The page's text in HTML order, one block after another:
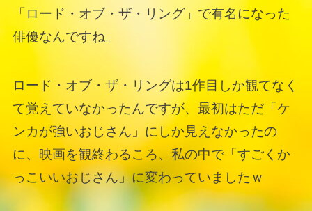
「ロード・オブ・ザ・リング」で有名になった
俳優なんですね。
ロード・オブ・ザ・リングは1作目しか観てなく
て覚えていなかったんですが、最初はただ「ケ
ンカが強いおじさん」にしか見えなかったの
に、映画を観終わるころ、私の中で「すごくか
っこいいおじさん」に変わっていましたｗ